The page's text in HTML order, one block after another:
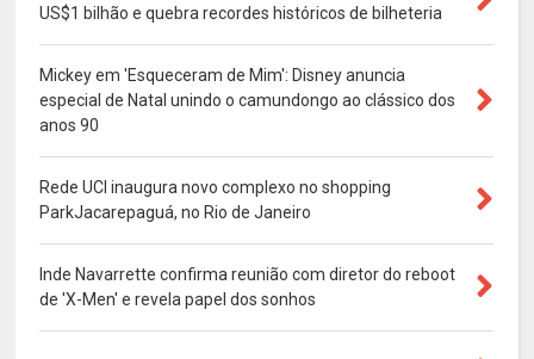
US$1 bilhão e quebra recordes históricos de bilheteria
Mickey em 'Esqueceram de Mim': Disney anuncia
especial de Natal unindo o camundongo ao clássico dos
anos 90
Rede UCI inaugura novo complexo no shopping
ParkJacarepaguá, no Rio de Janeiro
Inde Navarrette confirma reunião com diretor do reboot
de 'X-Men' e revela papel dos sonhos